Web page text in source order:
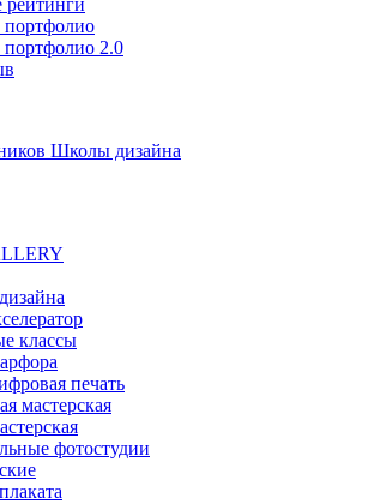
портфолио
портфолио 2.0
Школы дизайна
классы
печать
мастерская
фотостудии